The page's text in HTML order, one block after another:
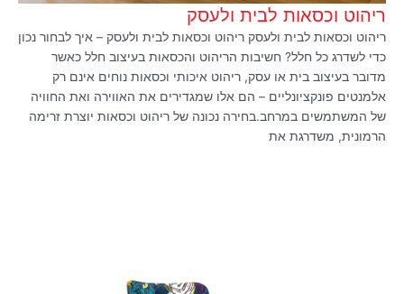
ריהוט וכסאות לבית ולעסק
ריהוט וכסאות לבית ולעסק ריהוט וכסאות לבית ולעסק – איך לבחור נכון
כדי לשדרג כל חלל? חשיבות הריהוט והכסאות בעיצוב חלל כאשר
מדובר בעיצוב בית או עסק, ריהוט איכותי וכסאות נוחים אינם רק
אלמנטים פונקציונליים – הם אלו שמגדירים את האווירה ואת החוויה
של המשתמשים במרחב.בחירה נכונה של ריהוט וכסאות יוצרת זרימה
הרמונית, משדרגת את